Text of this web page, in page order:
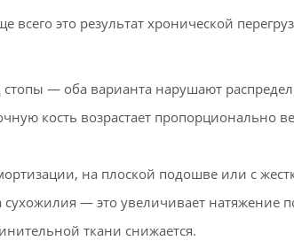
всего это результат хронической
— оба варианта нарушают
кость возрастает пропорционально
на плоской подошве или с
— это увеличивает натяжение
ткани снижается.